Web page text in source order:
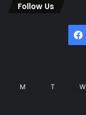
Follow Us
M T W